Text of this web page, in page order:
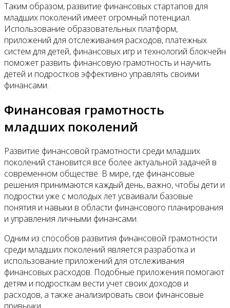
Таким образом, развитие финансовых стартапов для
младших поколений имеет огромный потенциал.
Использование образовательных платформ,
приложений для отслеживания расходов, платежных
систем для детей, финансовых игр и технологий блокчейн
поможет развить финансовую грамотность и научить
детей и подростков эффективно управлять своими
финансами.
Финансовая грамотность
младших поколений
Развитие финансовой грамотности среди младших
поколений становится все более актуальной задачей в
современном обществе. В мире, где финансовые
решения принимаются каждый день, важно, чтобы дети и
подростки уже с молодых лет усваивали базовые
понятия и навыки в области финансового планирования
и управления личными финансами.
Одним из способов развития финансовой грамотности
среди младших поколений является разработка и
использование приложений для отслеживания
финансовых расходов. Подобные приложения помогают
детям и подросткам вести учет своих доходов и
расходов, а также анализировать свои финансовые